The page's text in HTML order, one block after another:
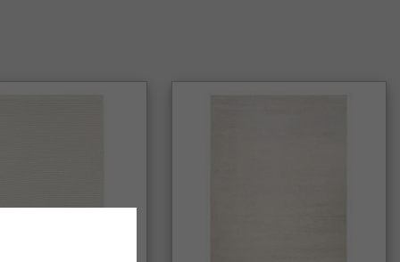
og høje luv fungerer som et isolerende lag, der gør gulvet